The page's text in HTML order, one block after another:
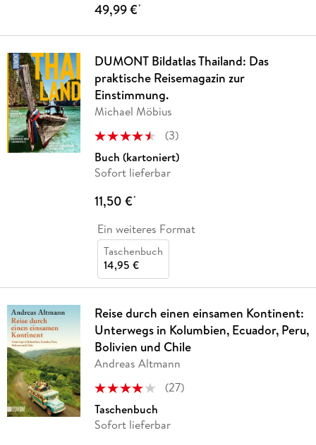
49,99 €*
DUMONT Bildatlas Thailand: Das
praktische Reisemagazin zur
Einstimmung.
Michael Möbius
(3)
Buch (kartoniert)
Sofort lieferbar
11,50 €*
Ein weiteres Format
Taschenbuch
14,95 €
Reise durch einen einsamen Kontinent:
Unterwegs in Kolumbien, Ecuador, Peru,
Bolivien und Chile
Andreas Altmann
(27)
Taschenbuch
Sofort lieferbar